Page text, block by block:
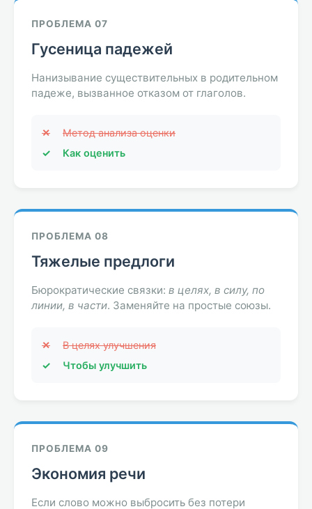
ПРОБЛЕМА 07
Гусеница падежей
Нанизывание существительных в родительном
падеже, вызванное отказом от глаголов.
✕
Метод анализа оценки
✓
Как оценить
ПРОБЛЕМА 08
Тяжелые предлоги
Бюрократические связки: в целях, в силу, по
линии, в части. Заменяйте на простые союзы.
✕
В целях улучшения
✓
Чтобы улучшить
ПРОБЛЕМА 09
Экономия речи
Если слово можно выбросить без потери